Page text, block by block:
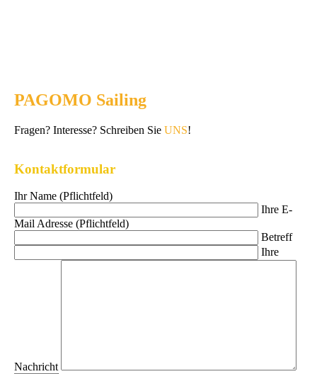
PAGOMO Sailing
Fragen? Interesse? Schreiben Sie UNS!
Kontaktformular
Ihr Name (Pflichtfeld)
Ihre E-
Mail Adresse (Pflichtfeld)
Betreff
Ihre
Nachricht